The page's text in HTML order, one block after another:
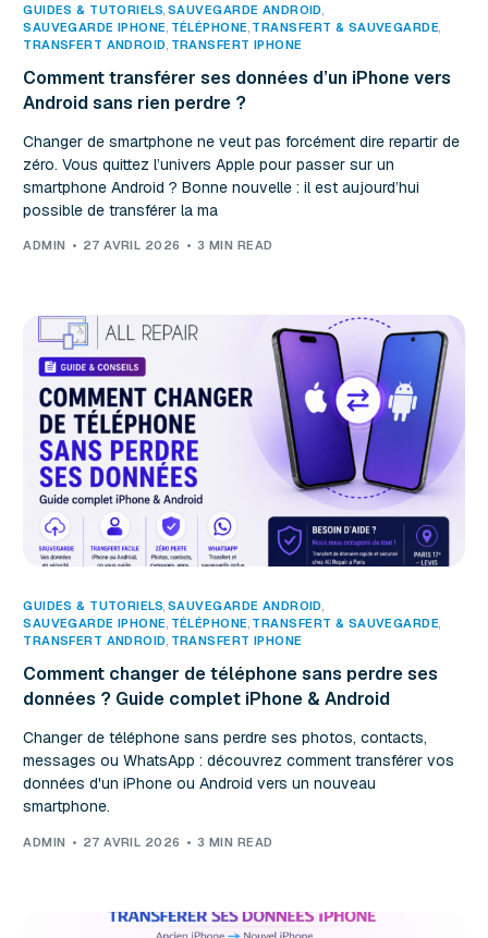
GUIDES & TUTORIELS ,SAUVEGARDE ANDROID
SAUVEGARDE IPHONE TÉLÉPHONE TRANSFERT & SAUVEGARDE
TRANSFERT ANDROID TRANSFERT IPHONE
Comment transférer ses données d’un iPhone vers
Android sans rien perdre ?
Changer de smartphone ne veut pas forcément dire repartir de
zéro. Vous quittez l’univers Apple pour passer sur un
smartphone Android ? Bonne nouvelle : il est aujourd’hui
possible de transférer la ma
ADMIN 27 AVRIL 2026 3 MIN READ
GUIDES & TUTORIELS,SAUVEGARDE ANDROID
SAUVEGARDE IPHONE, TÉLÉPHONE, TRANSFERT & SAUVEGARDE
TRANSFERT ANDROID, TRANSFERT IPHONE
Comment changer de téléphone sans perdre ses
données ? Guide complet iPhone & Android
Changer de téléphone sans perdre ses photos, contacts,
messages ou WhatsApp : découvrez comment transférer vos
données d'un iPhone ou Android vers un nouveau
smartphone.
ADMIN 27 AVRIL 2026 3 MIN READ